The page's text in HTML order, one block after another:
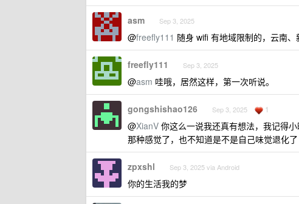
asm Sep 3, 2025
@freefly111 随身 wifi 有地域限制的，云南、
freefly111 Sep 3, 2025
@asm 哇哦，居然这样，第一次听说。
gongshishao126 Sep 3, 2025 1
@XianV 你这么一说我还真有想法，我记得
那种感觉了，也不知道是不是自己味觉退化了
zpxshl Sep 3, 2025 via Android
你的生活我的梦